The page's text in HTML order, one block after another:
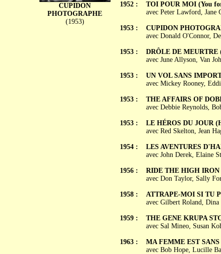
CUPIDON
PHOTOGRAPHE
(1953)
1952 :
1953 :
1953 :
1953 :
1953 :
1953 :
1954 :
1956 :
1958 :
1959 :
1963 :
TOI POUR MOI (You
avec Peter Lawford, Jane
CUPIDON
avec Donald O'Connor,
DRÔLE DE MEURTRE
avec June Allyson, Van
UN VOL SANS
avec Mickey Rooney,
THE AFFAIRS OF
avec Debbie Reynolds,
LE HÉROS DU JOUR
avec Red Skelton, Jean
LES AVENTURES
avec John Derek, Elaine
RIDE THE HIGH IRON
avec Don Taylor, Sally
ATTRAPE-MOI SI TU
avec Gilbert Roland,
THE GENE KRUPA
avec Sal Mineo, Susan
MA FEMME EST
avec Bob Hope, Lucille